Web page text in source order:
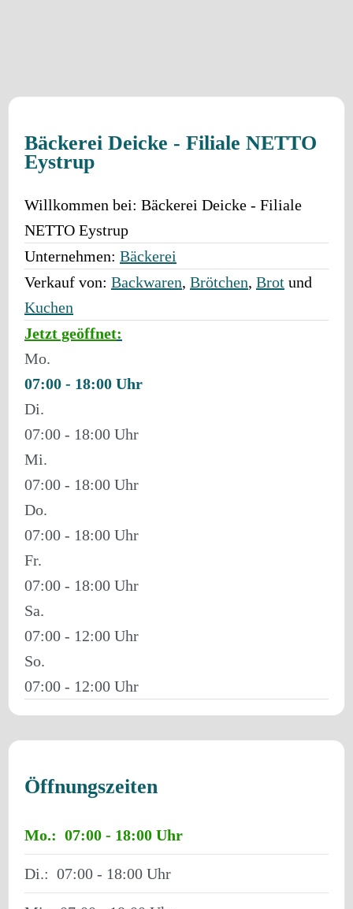
Bäckerei Deicke - Filiale NETTO
Eystrup
Willkommen bei: Bäckerei Deicke - Filiale
NETTO Eystrup
Unternehmen: Bäckerei
Verkauf von: Backwaren, Brötchen, Brot und
Kuchen
Jetzt geöffnet:
Mo.
07:00 - 18:00
Di.
07:00 - 18:00
Mi.
07:00 - 18:00
Do.
07:00 - 18:00
Fr.
07:00 - 18:00
Sa.
07:00 - 12:00
So.
07:00 - 12:00
Öffnungszeiten
Mo.: 07:00 - 18:00
Di.: 07:00 - 18:00